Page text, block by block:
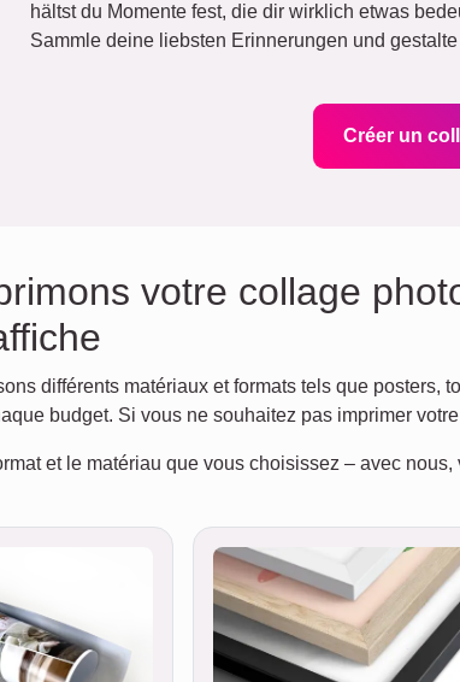
hältst du Momente fest, die dir wirklich etwas
Sammle deine liebsten Erinnerungen und
Créer un
votre collage
différents matériaux et formats tels que
budget. Si vous ne souhaitez pas imprimer
et le matériau que vous choisissez – avec